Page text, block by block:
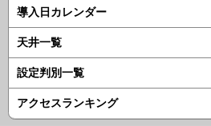
導入日カレンダー
天井一覧
設定判別一覧
アクセスランキング